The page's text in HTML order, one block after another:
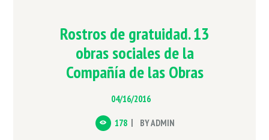
Rostros de gratuidad. 13
obras sociales de la
Compañía de las Obras
04/16/2016
178 BYADMIN